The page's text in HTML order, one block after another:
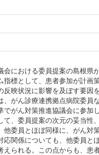
における委員提案の島根県
標として、患者参加が計画
映状況に影響を及ぼす要因
がん診療連携拠点病院委員
がん対策推進協議会に参加
、委員提案の次元の妥当性
委員とほぼ同様に、がん対
関係についても、他委員と
られる。この点からも、患